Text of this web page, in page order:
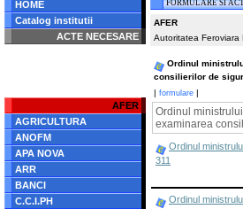
HOME
Catalog institutii
ACTE NECESARE
/home/eformulare.ro/public_html/navigare/
AFER
AGRICULTURA
ANOFM
APA NOVA
ARR
BANCI
C.C.I.PH
FORMULARE SI
AFER
Autoritatea Feroviara
Ordinul
consilierilor de
| formulare |
Ordinul
examinarea
Ordinul
311
Ordinul